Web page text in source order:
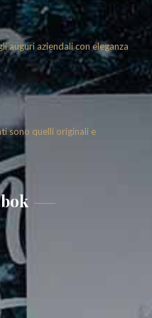
auguri aziendali con eleganza
sono quelli originali e